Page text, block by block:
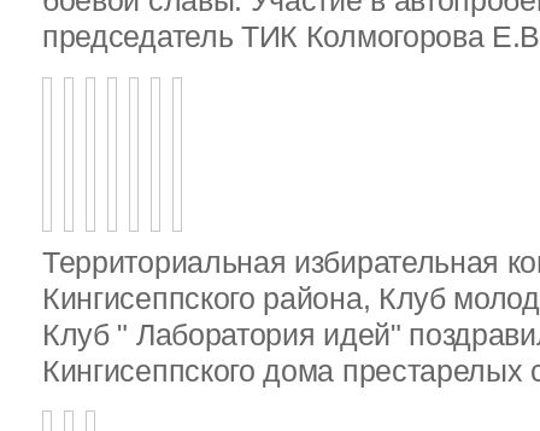
председатель ТИК Колмогорова
Территориальная избирательная
Кингисеппского района, Клуб
Клуб " Лаборатория идей"
Кингисеппского дома